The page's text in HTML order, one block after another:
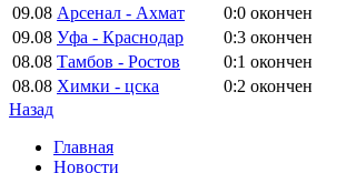
09.08 Арсенал - Ахмат 0:0 окончен
09.08 Уфа - Краснодар 0:3 окончен
08.08 Тамбов - Ростов 0:1 окончен
08.08 Химки - цска 0:2 окончен
Назад
Главная
Новости